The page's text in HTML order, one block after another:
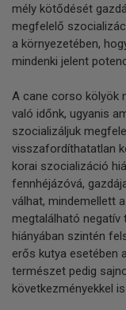
mély kötődését
megfelelő
a környezetében,
mindenki jelent
A cane corso kölyök
való időnk, ugyanis
szocializáljuk
visszafordíthatatlan
korai szocializáció
fennhéjázóvá,
válhat, mindemellett
megtalálható negatív
hiányában szintén
erős kutya esetében
természet pedig
következményekkel